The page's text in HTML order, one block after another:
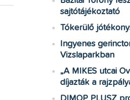
sajtótájékoztató
Tókerülő
Ingyenes
Vizslaparkban
„A MIKES utcai
díjazták a